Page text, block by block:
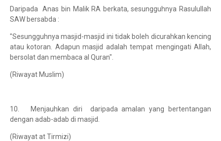
Daripada Anas bin Malik RA berkata, sesungguhnya Rasulullah
SAW bersabda :
"Sesungguhnya masjid-masjid ini tidak boleh dicurahkan kencing
atau kotoran. Adapun masjid adalah tempat mengingati Allah,
bersolat dan membaca al Quran".
(Riwayat Muslim)
10. Menjauhkan diri daripada amalan yang bertentangan
dengan adab-adab di masjid.
(Riwayat at Tirmizi)